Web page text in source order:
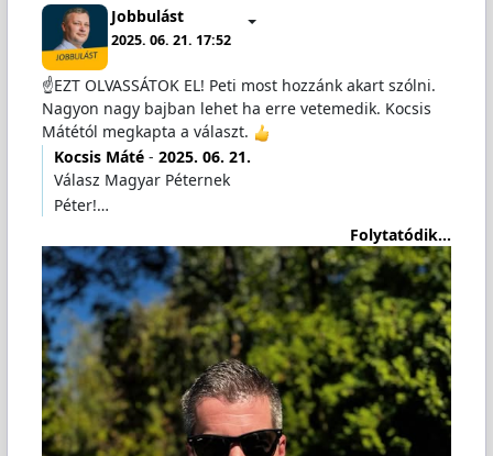
Jobbulást
2025. 06. 21. 17:52
☝️EZT OLVASSÁTOK EL! Peti most hozzánk akart szólni.
Nagyon nagy bajban lehet ha erre vetemedik. Kocsis
Mátétól megkapta a választ.
Kocsis Máté- 2025. 06. 21.
Válasz Magyar Péternek
Péter!…
Folytatódik...